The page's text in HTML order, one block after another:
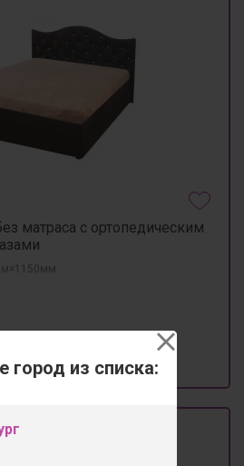
город из списка:
матраса с ортопедическим